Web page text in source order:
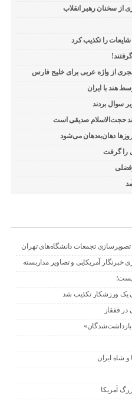
از سخنان رهبر انقلاب
شایعات را تکذیب کرد
از واژه عربی برای خلیج فارس
هند با ایران
حجت‌الاسلام صدیقی است
دهان‌به‌دهان می‌شود
را گرفت
تجمعات دانشگاه‌های تهران
خبرنگار آمریکایی و تصاویر مداربسته
یک ورزشکار تکذیب شد
قفقاز
بازداشت‌شدگان»
شاه ایران
آمریکا